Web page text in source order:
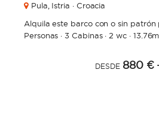
Pula, Istria · Croacia
Alquila este barco con o sin patrón
Personas ·3 Cabinas· 2 wc · 13.76m.
DESDE 880 €